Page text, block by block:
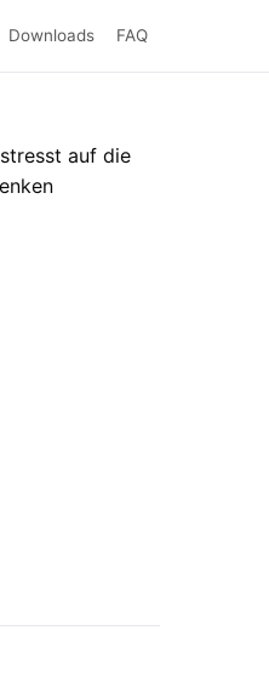
Downloads FAQ